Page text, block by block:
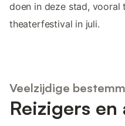
doen in deze stad, vooral
theaterfestival in juli.
Veelzijdige
Reizigers